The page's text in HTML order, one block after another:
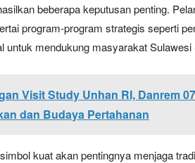
beberapa keputusan penting.
program-program strategis seperti
untuk mendukung masyarakat Sulawesi
Visit Study Unhan RI, Danrem
dan Budaya Pertahanan
kuat akan pentingnya menjaga